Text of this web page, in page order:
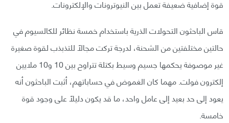
قوة إضافية ضعيفة تعمل بين النيوترونات والإلكترونات.
قاس الباحثون التحولات الذرية باستخدام خمسة نظائر للكالسيوم في
حالتين مختلفتين من الشحنة، لدرجة تركت مجالًا للتذبذب لقوة صغيرة
غير موصوفة يحكمها جسيم وسيط بكتلة تتراوح بين 10 و10 ملايين
إلكترون فولت. مهما كان الغموض في حساباتهم، أثبت الباحثون أنه
يعود إلى حد بعيد إلى عامل واحد، ما قد يكون دليلًا على وجود قوة
خامسة.